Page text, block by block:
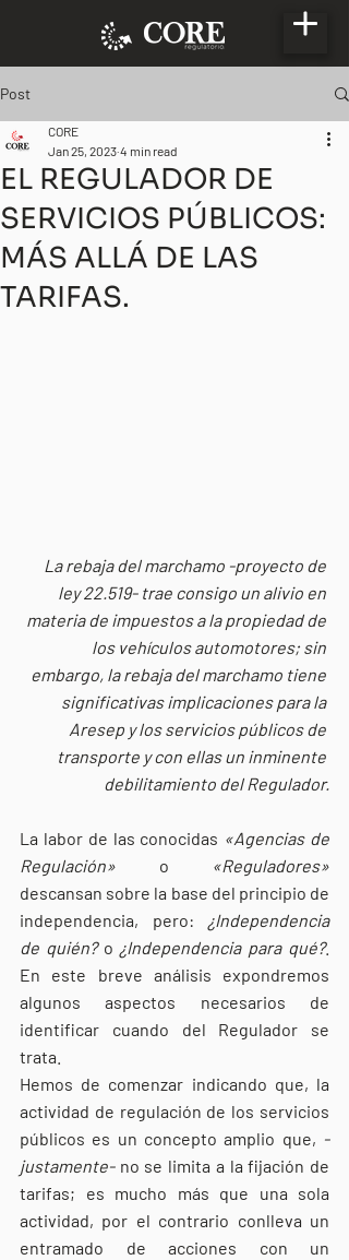
Post
EL REGULADOR DE
SERVICIOS PÚBLICOS:
MÁS ALLÁ DE LAS
TARIFAS.
CORE
Jan 25, 2023 4 min read
La rebaja del marchamo -proyecto de
ley 22.519- trae consigo un alivio en
materia de impuestos a la propiedad de
los vehículos automotores; sin
embargo, la rebaja del marchamo tiene
significativas implicaciones para la
Aresep y los servicios públicos de
transporte y con ellas un inminente
debilitamiento del Regulador.
La labor de las conocidas «Agencias de
Regulación» o
«Reguladores»
descansan sobre la base del principio de
independencia, pero: ¿Independencia
de quién? o ¿Independencia para qué?.
En este breve análisis expondremos
algunos aspectos necesarios de
identificar cuando del Regulador se
trata.
Hemos de comenzar indicando que, la
actividad de regulación de los servicios
públicos es un concepto amplio que, -
justamente- no se limita a la fijación de
tarifas; es mucho más que una sola
actividad, por el contrario conlleva un
entramado de acciones con un